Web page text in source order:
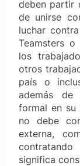
deben partir
de unirse
luchar
Teamsters
los
otros
país o
además de
formal en su
no debe
externa,
significa